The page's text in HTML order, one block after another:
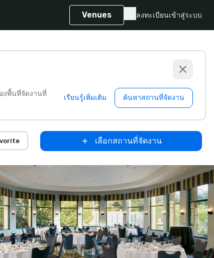
Venues ลงทะเบียนเข้าสู่ระบบ
งพื้นที่จัดงานที่
เรียนรู้เพิ่มเติม ค้นหาสถานที่จัดงาน
เลือกสถานที่จัดงาน